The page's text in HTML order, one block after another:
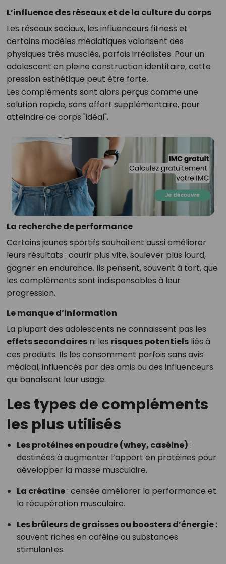
L’influence des réseaux et de la culture du corps
Les réseaux sociaux, les influenceurs fitness et
certains modèles médiatiques valorisent des
physiques très musclés, parfois irréalistes. Pour un
adolescent en pleine construction identitaire, cette
pression esthétique peut être forte.
Les compléments sont alors perçus comme une
solution rapide, sans effort supplémentaire, pour
atteindre ce corps "idéal".
La recherche de performance
Certains jeunes sportifs souhaitent aussi améliorer
leurs résultats : courir plus vite, soulever plus lourd,
gagner en endurance. Ils pensent, souvent à tort, que
les compléments sont indispensables à leur
progression.
Le manque d’information
La plupart des adolescents ne connaissent pas les
effets secondairesni les risques potentielsliés à
ces produits. Ils les consomment parfois sans avis
médical, influencés par des amis ou des influenceurs
qui banalisent leur usage.
Les types de compléments
les plus utilisés
Les protéines en poudre (whey, caséine) :
destinées à augmenter l’apport en protéines pour
développer la masse musculaire.
La créatine: censée améliorer la performance et
la récupération musculaire.
Les brûleurs de graisses ou boosters d’énergie:
souvent riches en caféine ou substances
stimulantes.